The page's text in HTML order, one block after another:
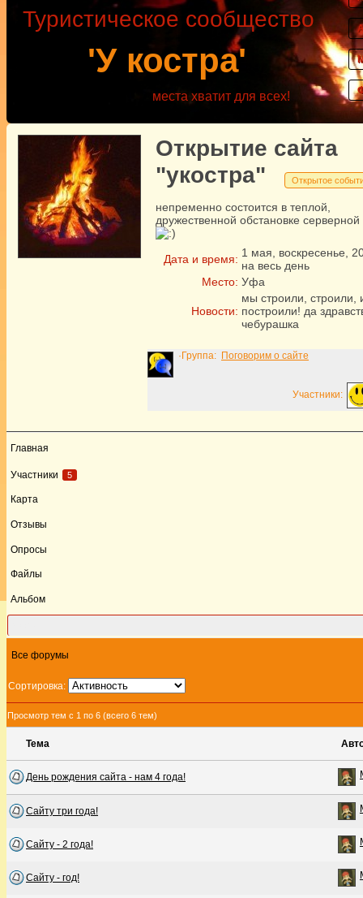
'У костра'
Туристическое сообщество
места хватит для всех!
Открытие сайта
"укостра"
Открытое
непременно состоится в теплой,
дружественной обстановке серверной
Дата и время: 1 мая воскресенье
на весь день
Место: Уфа
Новости:
мы строили, строили,
построили! да
чебурашка
·Группа: Поговорим о сайте
Участники:
Главная
Участники 5
Карта
Отзывы
Опросы
Файлы
Альбом
Все форумы
Сортировка:
Просмотр тем с 1 по 6 (всего 6 тем)
Тема
День рождения сайта - нам 4 года!
Сайту три года!
Сайту - 2 года!
Сайту - год!